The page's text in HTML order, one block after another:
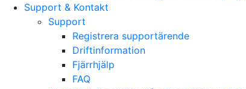
Support & Kontakt
Support
Registrera supportärende
Driftinformation
Fjärrhjälp
FAQ